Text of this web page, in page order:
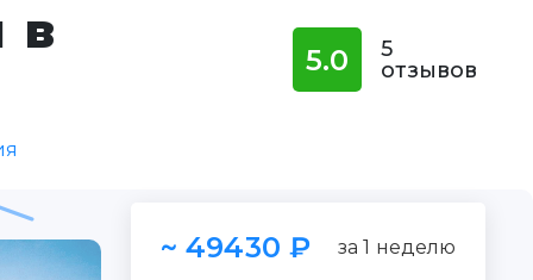
в 5.0
5
отзывов
~ 49430 ₽ за 1 неделю